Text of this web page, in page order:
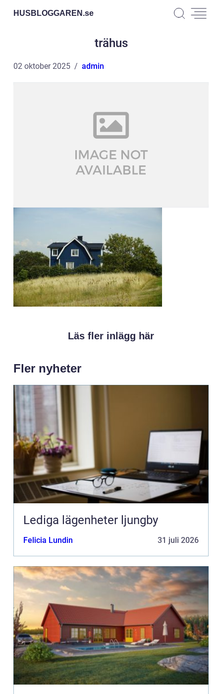
HUSBLOGGAREN.se
trähus
02 oktober 2025 admin
Läs fler inlägg här
Fler nyheter
Lediga lägenheter ljungby
Felicia Lundin 31 juli 2026